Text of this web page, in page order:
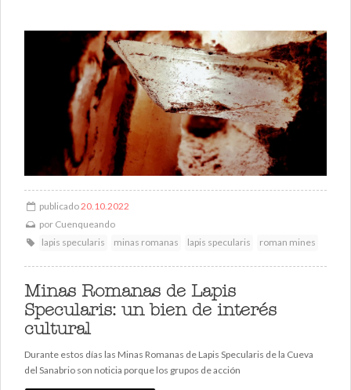
publicado20.10.2022
por Cuenqueando
lapis specularis
minas romanas lapis specularis roman mines
Minas Romanas de Lapis
Specularis: un bien de interés
cultural
Durante estos días las Minas Romanas de Lapis Specularis de la Cueva
del Sanabrio son noticia porque los grupos de acción